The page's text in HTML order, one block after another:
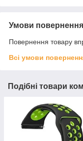
Умови повернення
Повернення товару
Всі умови
Подібні товари